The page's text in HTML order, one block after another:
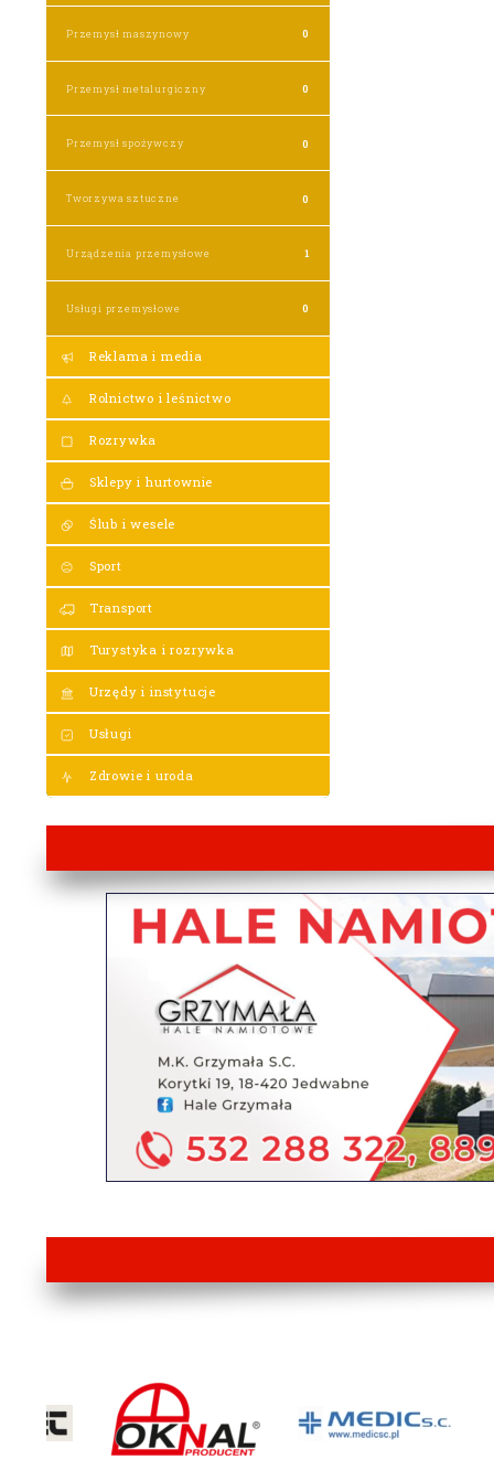
Przemysł maszynowy 0
Przemysł metalurgiczny 0
Przemysł spożywczy 0
Tworzywa sztuczne 0
Urządzenia przemysłowe 1
Usługi przemysłowe 0
Reklama i media
Rolnictwo i leśnictwo
Rozrywka
Sklepy i hurtownie
Ślub i wesele
Sport
Transport
Turystyka i rozrywka
Urzędy i instytucje
Usługi
Zdrowie i uroda